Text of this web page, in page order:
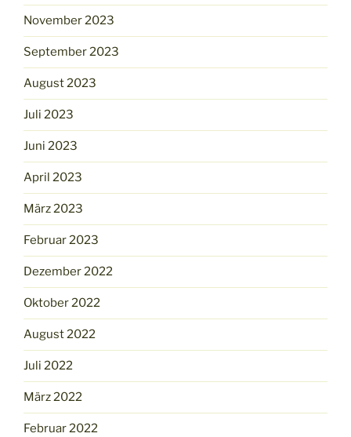
November 2023
September 2023
August 2023
Juli 2023
Juni 2023
April 2023
März 2023
Februar 2023
Dezember 2022
Oktober 2022
August 2022
Juli 2022
März 2022
Februar 2022